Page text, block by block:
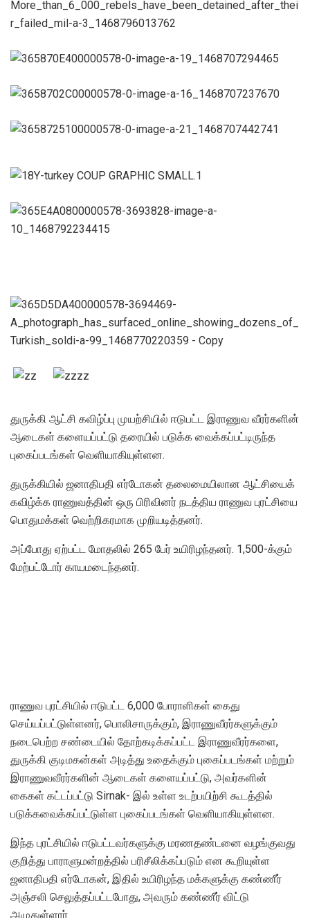
துருக்கி ஆட்சி கவிழ்ப்பு முயற்சியில் ஈடுபட்ட இராணுவ வீரர்களின்
ஆடைகள் களையப்பட்டு தரையில் படுக்க வைக்கப்பட்டிருந்த
புகைப்படங்கள் வெளியாகியுள்ளன.
துருக்கியில் ஜனாதிபதி எர்டோகன் தலைமையிலான ஆட்சியைக்
கவிழ்க்க ராணுவத்தின் ஒரு பிரிவினர் நடத்திய ராணுவ புரட்சியை
பொதுமக்கள் வெற்றிகரமாக முறியடித்தனர்.
அப்போது ஏற்பட்ட மோதலில் 265 பேர் உயிரிழந்தனர். 1,500-க்கும்
மேற்பட்டோர் காயமடைந்தனர்.
ராணுவ புரட்சியில் ஈடுபட்ட 6,000 போராளிகள் கைது
செய்யப்பட்டுள்ளனர், பொலிசாருக்கும், இராணுவீரர்களுக்கும்
நடைபெற்ற சண்டையில் தோற்கடிக்கப்பட்ட இராணுவீரர்களை,
துருக்கி குடிமகன்கள் அடித்து உதைக்கும் புகைப்படங்கள் மற்றும்
இராணுவவீரர்களின் ஆடைகள் களையப்பட்டு, அவர்களின்
கைகள் கட்டப்பட்டு Sirnak- இல் உள்ள உடற்பயிற்சி கூடத்தில்
படுக்கவைக்கப்பட்டுள்ள புகைப்படங்கள் வெளியாகியுள்ளன.
இந்த புரட்சியில் ஈடுபட்டவர்களுக்கு மரணதண்டனை வழங்குவது
குறித்து பாராளுமன்றத்தில் பரிசீலிக்கப்படும் என கூறியுள்ள
ஜனாதிபதி எர்டோகன், இதில் உயிரிழந்த மக்களுக்கு கண்ணீர்
அஞ்சலி செலுத்தப்பட்டபோது, அவரும் கண்ணீர் விட்டு
அழுதுள்ளார்.